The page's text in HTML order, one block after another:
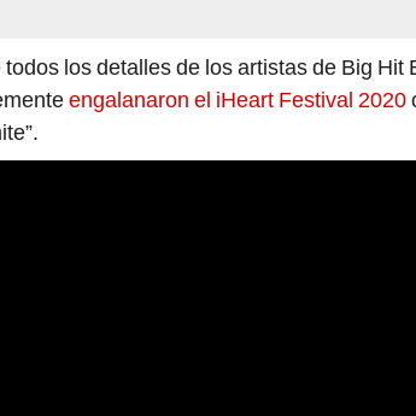
todos los detalles de los artistas de Big Hit
engalanaron el iHeart Festival 2020